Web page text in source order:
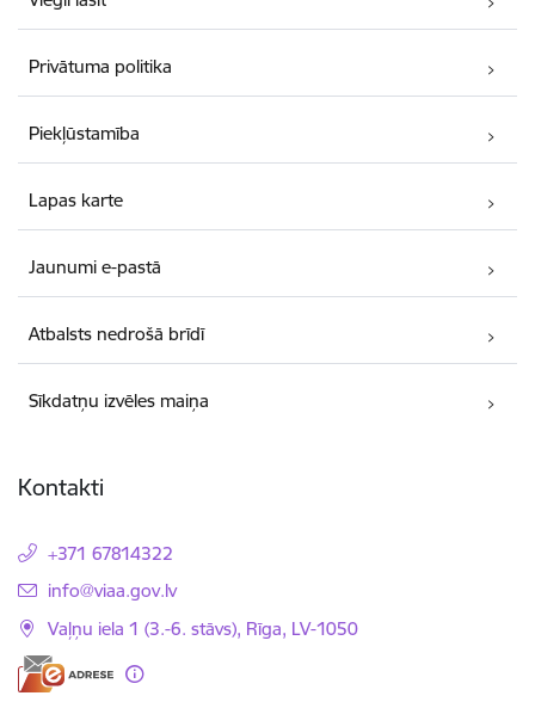
Privātuma politika
Piekļūstamība
Lapas karte
Jaunumi e-pastā
Atbalsts nedrošā brīdī
Sīkdatņu izvēles maiņa
Kontakti
+371 67814322
E-pasts:
info@viaa.gov.lv
Vaļņu iela 1 (3.-6. stāvs), Rīga, LV-1050